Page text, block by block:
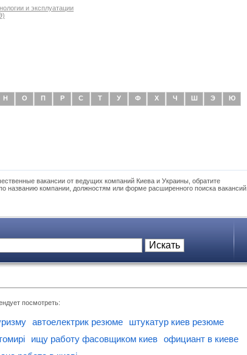
и эксплуатации
Н О П Р С Т У Ф Х Ч Ш Э Ю
вакансии от ведущих компаний Киева и Украины, обратите
названию компании, должностям или форме расширенного поиска вакансий.
посмотреть:
автоелектрик резюме
штукатур киев резюме
ищу работу фасовщиком киев официант в киеве